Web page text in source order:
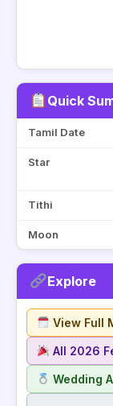
Quick
Tamil Date
Star
Tithi
Moon
Explore
View Full
All 2026
Wedding